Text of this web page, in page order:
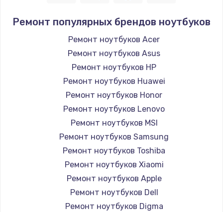
Ремонт популярных брендов ноутбуков
Ремонт ноутбуков Acer
Ремонт ноутбуков Asus
Ремонт ноутбуков HP
Ремонт ноутбуков Huawei
Ремонт ноутбуков Honor
Ремонт ноутбуков Lenovo
Ремонт ноутбуков MSI
Ремонт ноутбуков Samsung
Ремонт ноутбуков Toshiba
Ремонт ноутбуков Xiaomi
Ремонт ноутбуков Apple
Ремонт ноутбуков Dell
Ремонт ноутбуков Digma